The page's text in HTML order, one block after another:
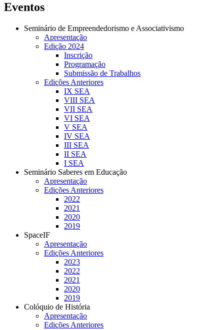
Eventos
Seminário de Empreendedorismo e Associativismo
Apresentação
Edição 2024
Inscrição
Programação
Submissão de Trabalhos
Edições Anteriores
IX SEA
VIII SEA
VII SEA
VI SEA
V SEA
IV SEA
III SEA
II SEA
I SEA
Seminário Saberes em Educação
Apresentação
Edições Anteriores
2022
2021
2020
2019
SpaceIF
Apresentação
Edições Anteriores
2023
2022
2021
2020
2019
Colóquio de História
Apresentação
Edições Anteriores